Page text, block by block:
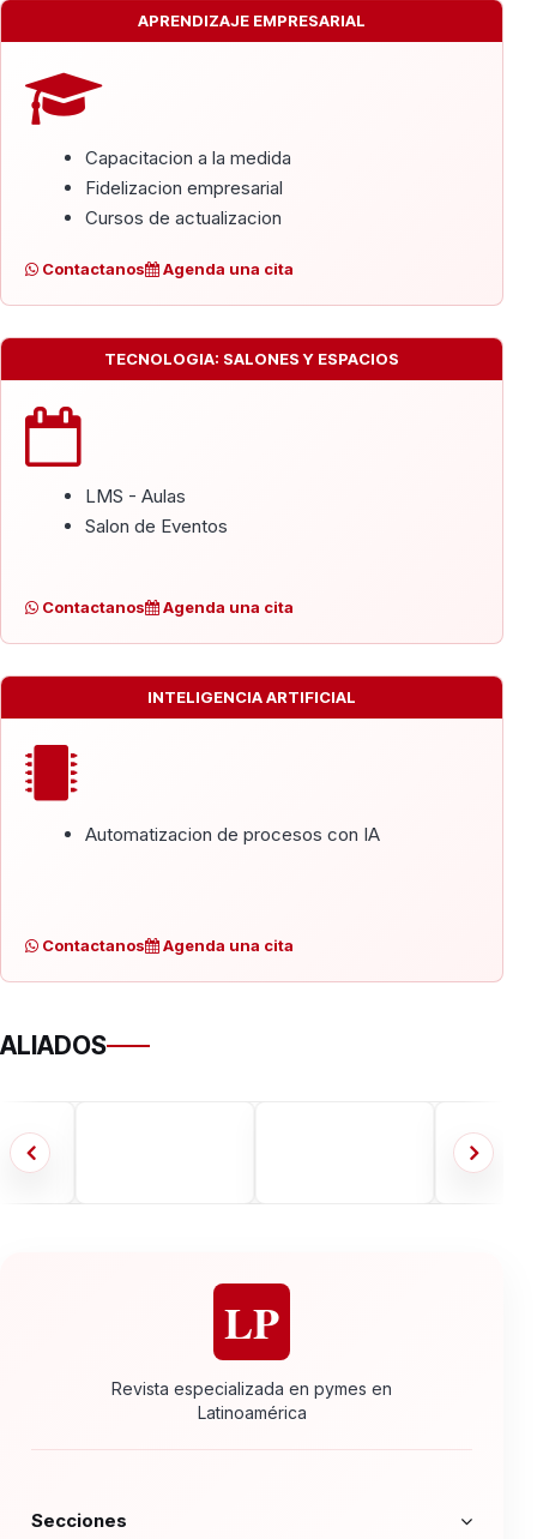
APRENDIZAJE EMPRESARIAL
Capacitacion a la medida
Fidelizacion empresarial
Cursos de actualizacion
Contactanos Agenda una cita
TECNOLOGIA: SALONES Y ESPACIOS
LMS - Aulas
Salon de Eventos
Contactanos Agenda una cita
INTELIGENCIA ARTIFICIAL
Automatizacion de procesos con IA
Contactanos Agenda una cita
ALIADOS
LP
Revista especializada en pymes en
Latinoamérica
Secciones